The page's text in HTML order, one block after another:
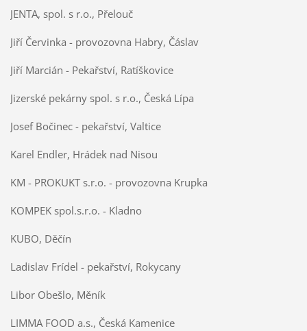
JENTA, spol. s r.o., Přelouč
Jiří Červinka - provozovna Habry, Čáslav
Jiří Marcián - Pekařství, Ratíškovice
Jizerské pekárny spol. s r.o., Česká Lípa
Josef Bočinec - pekařství, Valtice
Karel Endler, Hrádek nad Nisou
KM - PROKUKT s.r.o. - provozovna Krupka
KOMPEK spol.s.r.o. - Kladno
KUBO, Děčín
Ladislav Frídel - pekařství, Rokycany
Libor Obešlo, Měník
LIMMA FOOD a.s., Česká Kamenice